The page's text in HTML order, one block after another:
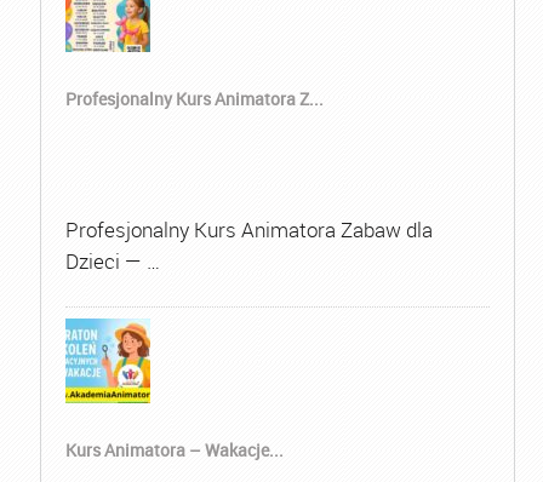
Profesjonalny Kurs Animatora Z...
Profesjonalny Kurs Animatora Zabaw dla
Dzieci — …
Kurs Animatora – Wakacje...